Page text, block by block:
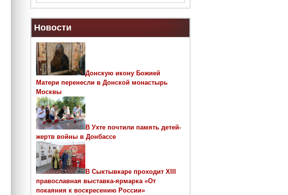
Новости
Донскую икону Божией
Матери перенесли в Донской монастырь
Москвы
В Ухте почтили память детей-
жертв войны в Донбассе
В Сыктывкаре проходит ХIII
православная выставка-ярмарка «От
покаяния к воскресению России»